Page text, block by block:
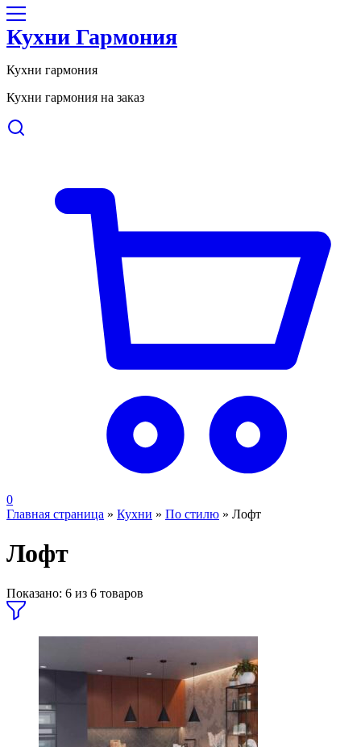
Кухни Гармония
Кухни гармония
Кухни гармония на заказ
0
Главная страница » Кухни » По стилю » Лофт
Лофт
Показано: 6 из 6 товаров